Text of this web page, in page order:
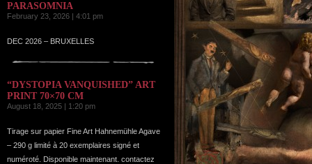
PARASOMNIA
February 23, 2026 | 4:01 pm
DEC 2026 – BRUXELLES
“DYSTOPIA VANQUISHED” ART
PRINT 70×70 CM
August 18, 2025 | 1:20 pm
Tirage sur papier Fine Art Hahnemühle Agave
– 290 g limité à 20 exemplaires signé et
numéroté. Disponible maintenant. contactez